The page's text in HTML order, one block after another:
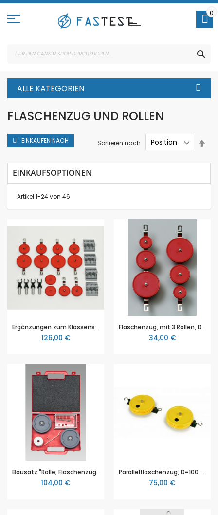
Direkt
Inhalt
0
ALLE KATEGORIEN
FLASCHENZUG UND ROLLEN
Artikel 1-24von 46
Sortieren nach
Ergänzungen zum Klassensatz Mechanik 2.0, von Cornelsen, Ergänzungssatz Rollen für die Sek 2
126,00 €
Flaschenzug, mit 3 Rollen, D=28, 43 und 58 mm
34,00 €
Bausatz "Rolle, Flaschenzug und Rollkörper"
104,00 €
Parallelflaschenzug, D=100 mm, NTL (DM210-2P)
75,00 €
EINKAUFEN NACH
EINKAUFSOPTIONEN